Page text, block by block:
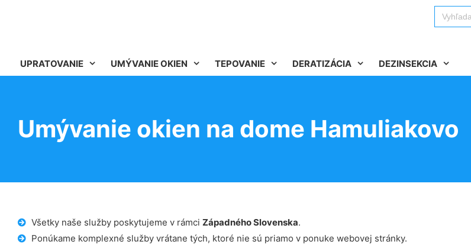
Search
for:
UPRATOVANIE UMÝVANIE OKIEN TEPOVANIE DERATIZÁCIA DEZINSEKCIA
Umývanie okien na dome Hamuliakovo
Všetky naše služby poskytujeme v rámci Západného Slovenska.
Ponúkame komplexné služby vrátane tých, ktoré nie sú priamo v ponuke webovej stránky.